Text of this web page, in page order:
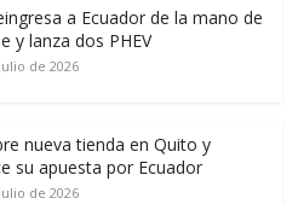
a Ecuador de la mano de
y lanza dos PHEV
de 2026
nueva tienda en Quito y
su apuesta por Ecuador
de 2026